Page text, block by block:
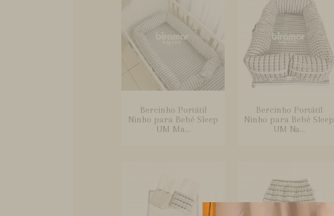
Bercinho Portátil
Ninho para Bebê Sleep
UM Ma...
Bercinho Portátil
Ninho para Bebê Sleep
UM Na...